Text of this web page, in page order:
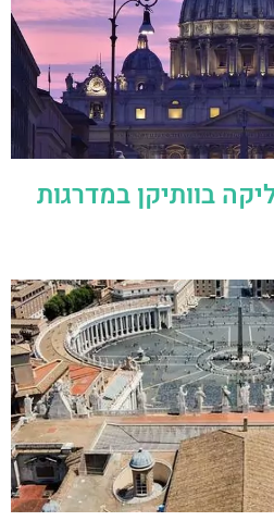
בוותיקן במדרגות